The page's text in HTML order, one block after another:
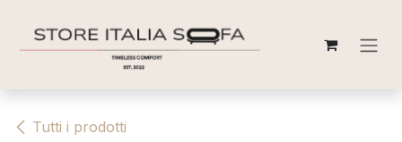
Tutti i prodotti